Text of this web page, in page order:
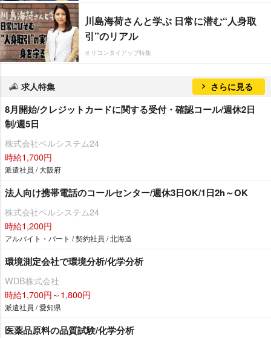
川島海荷さんと学ぶ 日常に潜む“人身取
引”のリアル
オリコンタイアップ特集
求人特集 さらに見る
8月開始/クレジットカードに関する受付・確認コール/週休2日
制/週5日
株式会社ベルシステム24
時給1,700円
派遣社員 / 大阪府
法人向け携帯電話のコールセンター/週休3日OK/1日2h～OK
株式会社ベルシステム24
時給1,200円
アルバイト・パート / 契約社員 / 北海道
環境測定会社で環境分析/化学分析
WDB株式会社
時給1,700円～1,800円
派遣社員 / 愛知県
医薬品原料の品質試験/化学分析